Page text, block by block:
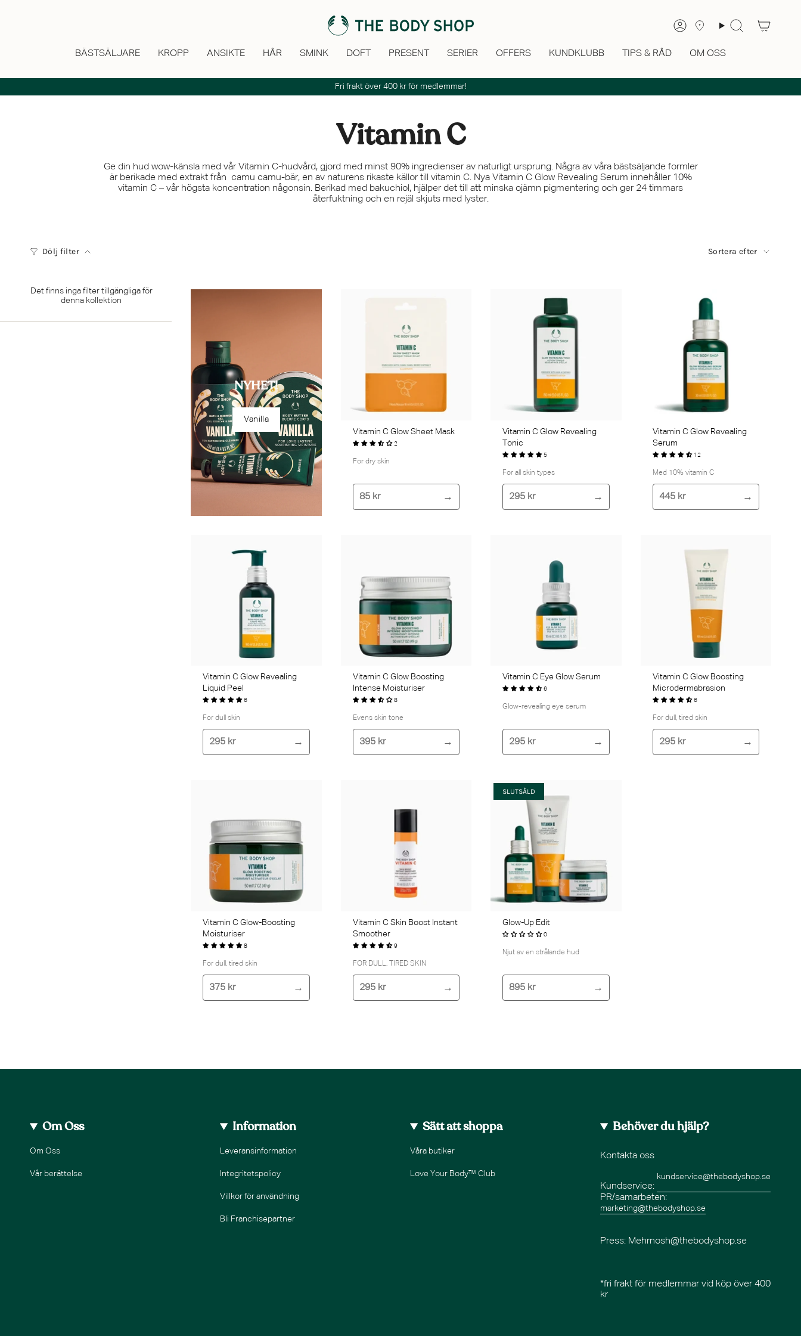
Konto Sök
BÄSTSÄLJARE KROPP ANSIKTE HÅR SMINK DOFT PRESENT SERIER OFFERS KUNDKLUBB TIPS & RÅD OM OSS
Fri frakt över 400 kr för medlemmar!
Vitamin C
Ge din hud wow-känsla med vår Vitamin C-hudvård, gjord med minst 90% ingredienser av naturligt ursprung. Några av våra bästsäljande formler
är berikade med extrakt från camu camu-bär, en av naturens rikaste källor till vitamin C. Nya Vitamin C Glow Revealing Serum innehåller 10%
vitamin C – vår högsta koncentration någonsin. Berikad med bakuchiol, hjälper det till att minska ojämn pigmentering och ger 24 timmars
återfuktning och en rejäl skjuts med lyster.
Dölj filter
Sortera
Sortera efter
Det finns inga filter tillgängliga för
denna kollektion
NYHET!
Vanilla
Vitamin C Glow Sheet Mask
2
For dry skin
85 kr
Vitamin C Glow Revealing
Tonic
5
For all skin types
295 kr
Vitamin C Glow Revealing
Serum
12
Med 10% vitamin C
445 kr
Vitamin C Glow Revealing
Liquid Peel
6
For dull skin
295 kr
Vitamin C Glow Boosting
Intense Moisturiser
8
Evens skin tone
395 kr
Vitamin C Eye Glow Serum
6
Glow-revealing eye serum
295 kr
Vitamin C Glow Boosting
Microdermabrasion
6
For dull, tired skin
295 kr
Vitamin C Glow-Boosting
Moisturiser
8
For dull, tired skin
375 kr
Vitamin C Skin Boost Instant
Smoother
9
FOR DULL, TIRED SKIN
295 kr
SLUTSÅLD
Glow-Up Edit
0
Njut av en strålande hud
895 kr
Om Oss
Om Oss
Vår berättelse
Information
Leveransinformation
Integritetspolicy
Villkor för användning
Bli Franchisepartner
Sätt att shoppa
Våra butiker
Love Your Body™ Club
Behöver du hjälp?
Kontakta oss
Kundservice:
kundservice@thebodyshop.se
PR/samarbeten:
marketing@thebodyshop.se
Press: Mehrnosh@thebodyshop.se
*fri frakt för medlemmar vid köp över 400
kr